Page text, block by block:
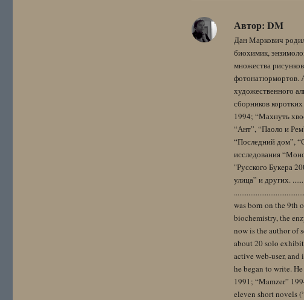
Автор: DM
Дан Маркович
биохимик,
множества
фотонатюрмортов.
художественного
сборников
1994; “Махнуть
“Ант”, “Паоло и
“Последний дом”,
исследования
"Русского Букера
улица” и других.
was born on the 9th
biochemistry, the
now is the author of
about 20 solo
active web-user,
he began to write.
1991; “Mamzer”
eleven short novels